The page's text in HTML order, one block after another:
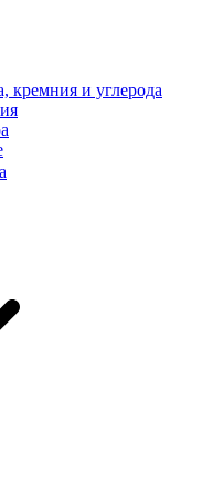
кремния и углерода